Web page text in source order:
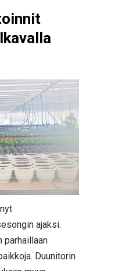
ajaksi.
parhaillaan
Duunitorin